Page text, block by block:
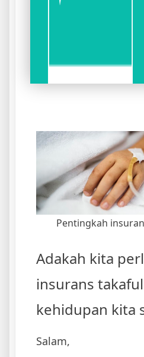
Pentingkah
Adakah kita
insurans
kehidupan kita
Salam,